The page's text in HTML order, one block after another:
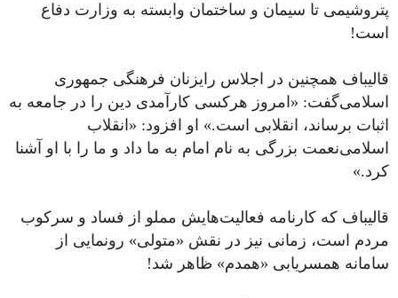
پتروشیمی‌ تا سیمان و ساختمان وابسته به وزارت دفاع
است!
‏قالیباف همچنین در اجلاس رایزنان فرهنگی جمهوری
اسلامی‌گفت: «امروز هرکسی کارآمدی دین را در جامعه به
اثبات برساند، انقلابی است.» او افزود: «انقلاب
اسلامی‌نعمت بزرگی به نام امام به ما داد و ما را با او آشنا
کرد.»
قالیباف که کارنامه‌ فعالیت‌هایش مملو از فساد و سرکوب
مردم است، زمانی نیز در نقش «متولی» رونمایی از
سامانه همسریابی «همدم» ظاهر شد!